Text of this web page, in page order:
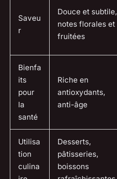
Saveu
r
Douce et subtile,
notes florales et
fruitées
Bienfa
its
pour
la
santé
Riche en
antioxydants,
anti-âge
Utilisa
tion
culina
Desserts,
pâtisseries,
boissons